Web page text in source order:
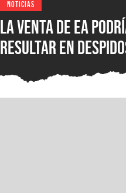
NOTICIAS
La venta de EA
resultar en
masivos y la venta
estudios como